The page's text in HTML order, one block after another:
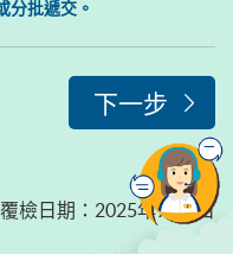
分批遞交。
下一步
覆檢日期 ： 2025年9月1日